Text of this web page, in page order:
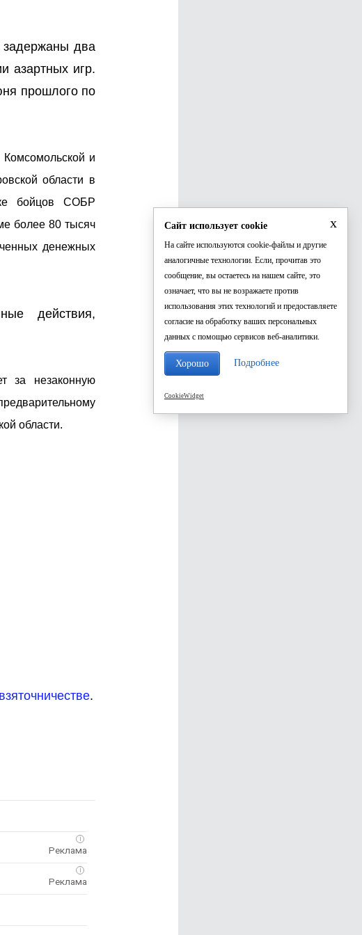
два
азартных игр.
прошлого по
и
области в
бойцов СОБР
более 80 тысяч
денежных
действия,
за незаконную
области.
.
i
i
x
Сайт использует cookie
На сайте используются cookie-файлы и другие
аналогичные технологии. Если, прочитав это
сообщение, вы остаетесь на нашем сайте, это
означает, что вы не возражаете против
использования этих технологий и предоставляете
согласие на обработку ваших персональных
данных с помощью сервисов веб-аналитики.
Хорошо Подробнее
CookieWidget